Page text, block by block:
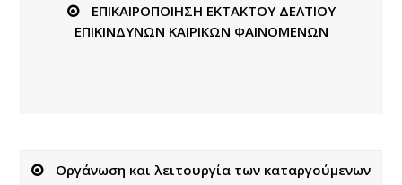
ΕΠΙΚΑΙΡΟΠΟΙΗΣΗ ΕΚΤΑΚΤΟΥ ΔΕΛΤΙΟΥ
ΕΠΙΚΙΝΔΥΝΩΝ ΚΑΙΡΙΚΩΝ ΦΑΙΝΟΜΕΝΩΝ
Οργάνωση και λειτουργία των καταργούμενων